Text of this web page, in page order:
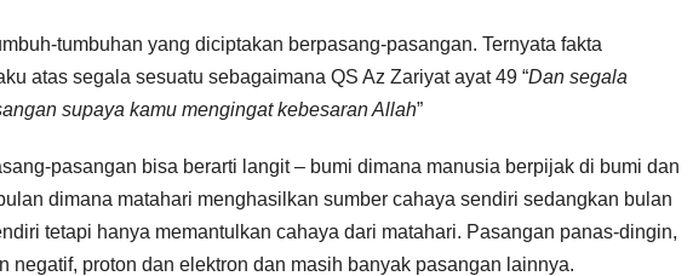
tumbuhan yang diciptakan berpasang-pasangan. Ternyata fakta
atas segala sesuatu sebagaimana QS Az Zariyat ayat 49 “Dan segala
supaya kamu mengingat kebesaran Allah”
pasangan bisa berarti langit – bumi dimana manusia berpijak di bumi dan
dimana matahari menghasilkan sumber cahaya sendiri sedangkan bulan
tetapi hanya memantulkan cahaya dari matahari. Pasangan panas-dingin,
negatif, proton dan elektron dan masih banyak pasangan lainnya.